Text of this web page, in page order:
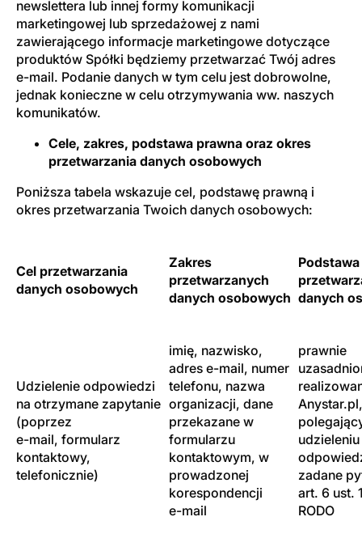
newslettera lub innej formy komunikacji
marketingowej lub sprzedażowej z nami
zawierającego informacje marketingowe dotyczące
produktów Spółki będziemy przetwarzać Twój adres
e-mail. Podanie danych w tym celu jest dobrowolne,
jednak konieczne w celu otrzymywania ww. naszych
komunikatów.
Cele, zakres, podstawa prawna oraz okres
przetwarzania danych osobowych
Poniższa tabela wskazuje cel, podstawę prawną i
okres przetwarzania Twoich danych osobowych:
Cel przetwarzania
danych osobowych
Zakres
przetwarzanych
danych osobowych danych
Udzielenie odpowiedzi
na otrzymane zapytanie
(poprzez
e-mail, formularz
kontaktowy,
telefonicznie)
imię, nazwisko,
adres e-mail, numer
telefonu, nazwa
organizacji, dane
przekazane w
formularzu
kontaktowym, w
prowadzonej
korespondencji
e-mail
prawnie
Anystar.pl,
udzieleniu
zadane
art. 6 ust.
RODO